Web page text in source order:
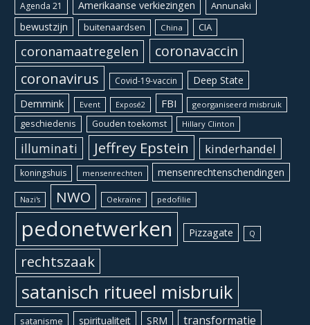
Agenda 21 Amerikaanse verkiezingen Annunaki
bewustzijn buitenaardsen China CIA
coronamaatregelen coronavaccin
coronavirus Covid-19-vaccin Deep State
Demmink Event Exposé2 FBI georganiseerd misbruik
geschiedenis Gouden toekomst Hillary Clinton
illuminati Jeffrey Epstein kinderhandel
koningshuis mensenrechten mensenrechtenschendingen
Nazi's NWO Oekraïne pedofilie
pedonetwerken Pizzagate Q
rechtszaak
satanisch ritueel misbruik
satanisme spiritualiteit SRM transformatie